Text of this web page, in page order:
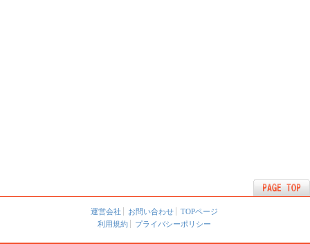
運営会社 お問い合わせ
TOPページ
利用規約
プライバシーポリシー